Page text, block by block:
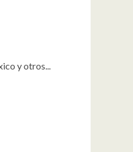
y otros...